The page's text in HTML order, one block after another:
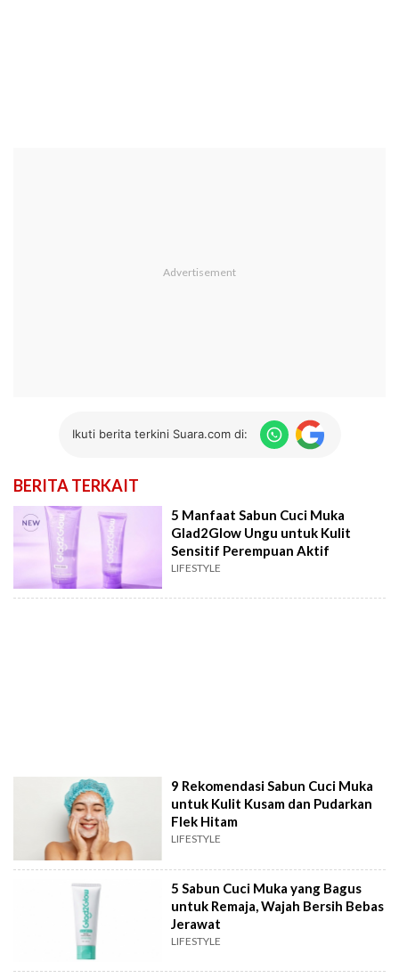
Ikuti berita terkini Suara.com di:
BERITA TERKAIT
5 Manfaat Sabun Cuci Muka
Glad2Glow Ungu untuk Kulit
Sensitif Perempuan Aktif
LIFESTYLE
9 Rekomendasi Sabun Cuci Muka
untuk Kulit Kusam dan Pudarkan
Flek Hitam
LIFESTYLE
5 Sabun Cuci Muka yang Bagus
untuk Remaja, Wajah Bersih Bebas
Jerawat
LIFESTYLE